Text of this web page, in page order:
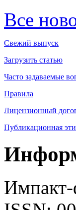
Все
Свежий выпуск
Загрузить статью
Часто задаваемые
Правила
Лицензионный
Публикационная
Импакт-